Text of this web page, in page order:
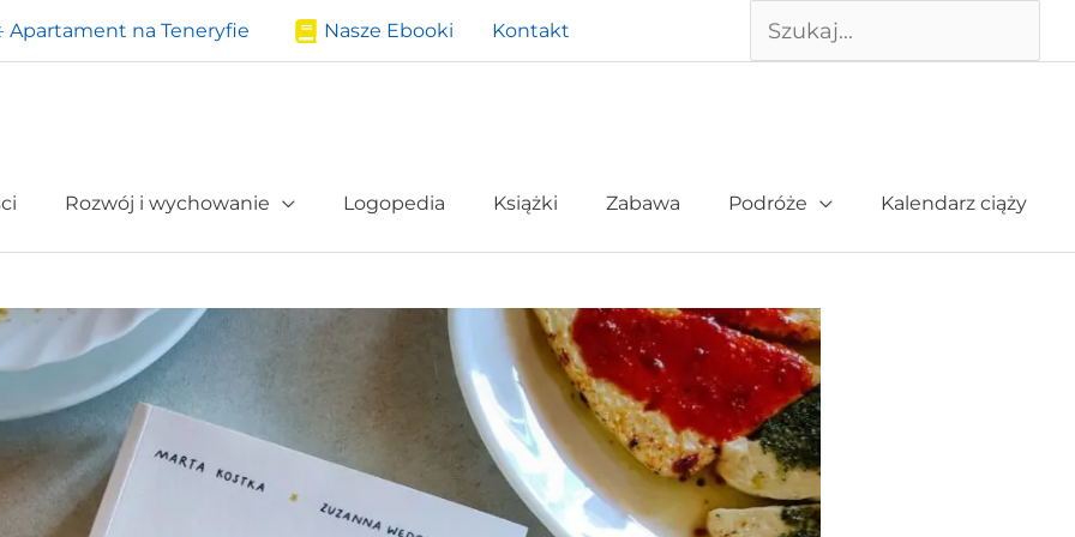
Apartament na Teneryfie Nasze Ebooki Kontakt Szukaj
Rozwój i wychowanie Logopedia Książki Zabawa Podróże Kalendarz ciąży